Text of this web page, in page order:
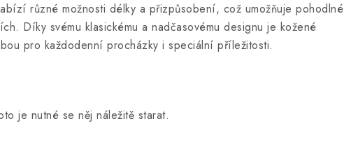
různé možnosti délky a přizpůsobení, což umožňuje pohodlné
Díky svému klasickému a nadčasovému designu je kožené
pro každodenní procházky i speciální příležitosti.
je nutné se něj náležitě starat.